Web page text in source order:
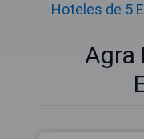
Hoteles de 5
Agra